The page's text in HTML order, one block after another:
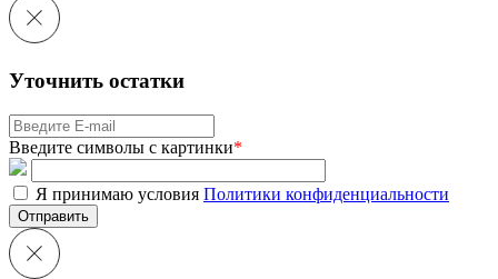
Уточнить остатки
Введите символы с картинки*
Я принимаю условия Политики конфиденциальности
Отправить